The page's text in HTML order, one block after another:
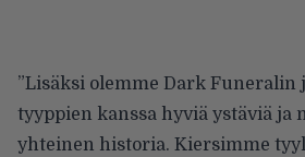
”Lisäksi olemme Dark
tyyppien kanssa hyviä ystäviä ja
yhteinen historia. Kiersimme